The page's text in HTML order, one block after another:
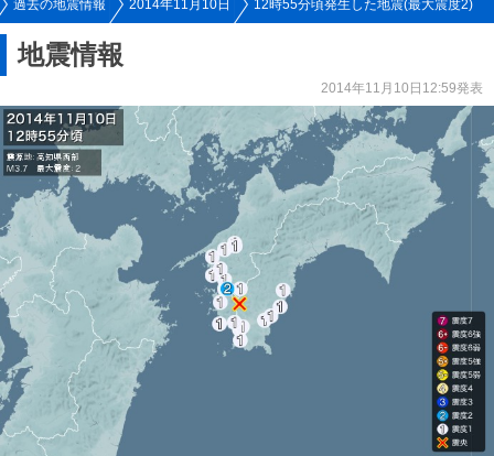
過去の地震情報 2014年11月10日 12時55分頃発生した地震(最大震度2)
地震情報
2014年11月10日12:59発表